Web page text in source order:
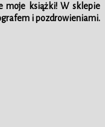
moje książki!Wsklepie
i pozdrowieniami.